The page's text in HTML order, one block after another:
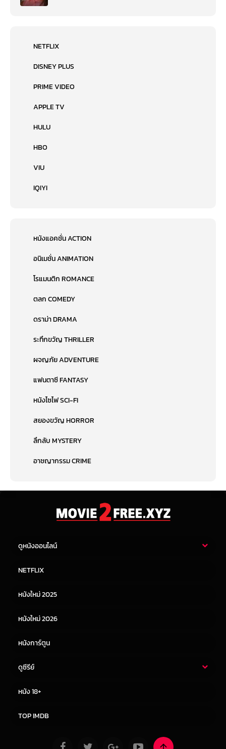
NETFLIX
DISNEY PLUS
PRIME VIDEO
APPLE TV
HULU
HBO
VIU
IQIYI
หนังแอคชั่น ACTION
อนิเมชั่น ANIMATION
โรแมนติก ROMANCE
ตลก COMEDY
ดราม่า DRAMA
ระทึกขวัญ THRILLER
ผจญภัย ADVENTURE
แฟนตาซี FANTASY
หนังไซไฟ SCI-FI
สยองขวัญ HORROR
ลึกลับ MYSTERY
อาชญากรรม CRIME
ดูหนังออนไลน์
หนังจีน
NETFLIX
หนังใหม่ 2025
หนังใหม่ 2026
หนังการ์ตูน
ดูซีรีย์
หนัง 18+
TOP IMDB